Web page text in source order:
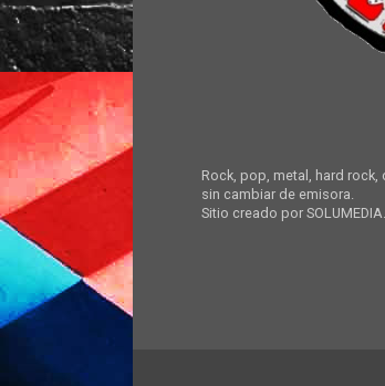
Rock, pop, metal, hard
sin cambiar de emisora.
Sitio creado por